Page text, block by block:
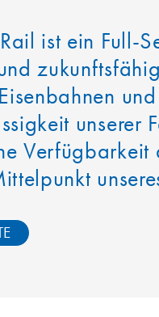
ist ein Full-
unserer
Verfügbarkeit